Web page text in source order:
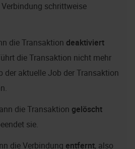
schrittweise
die Transaktion deaktiviert
die Transaktion nicht mehr
der aktuelle Job der Transaktion
die Transaktion gelöscht
sie.
die Verbindung entfernt, also